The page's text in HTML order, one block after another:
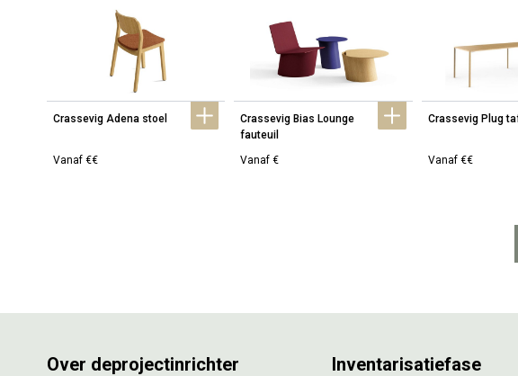
Crassevig Adena stoel
Vanaf €€
Crassevig Bias Lounge
fauteuil
Vanaf €
Crassevig Plug
Vanaf €€
Over deprojectinrichter Inventarisatiefase